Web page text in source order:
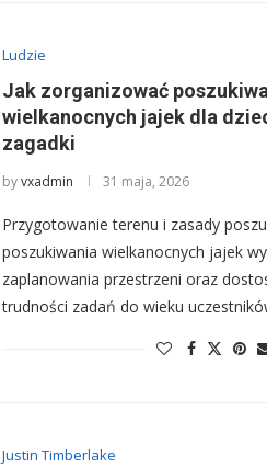
Ludzie
Jak zorganizować
wielkanocnych jajek dla
zagadki
byvxadmin 31 maja, 2026
Przygotowanie terenu i zasady
poszukiwania wielkanocnych jajek
zaplanowania przestrzeni oraz
trudności zadań do wieku
Justin Timberlake